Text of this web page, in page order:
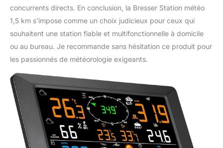
concurrents directs. En conclusion, la Bresser Station météo
1,5 km s’impose comme un choix judicieux pour ceux qui
souhaitent une station fiable et multifonctionnelle à domicile
ou au bureau. Je recommande sans hésitation ce produit pour
les passionnés de météorologie exigeants.